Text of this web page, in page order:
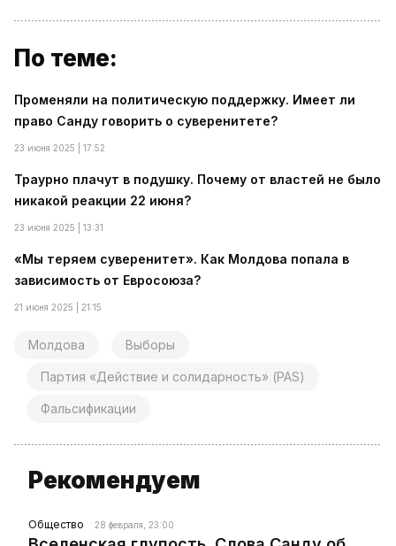
По теме:
Променяли на политическую поддержку. Имеет ли
право Санду говорить о суверенитете?
23 июня 2025 | 17:52
Траурно плачут в подушку. Почему от властей не было
никакой реакции 22 июня?
23 июня 2025 | 13:31
«Мы теряем суверенитет». Как Молдова попала в
зависимость от Евросоюза?
21 июня 2025 | 21:15
Молдова Выборы
Партия «Действие и солидарность» (PAS)
Фальсификации
Рекомендуем
Общество 28 февраля, 23:00